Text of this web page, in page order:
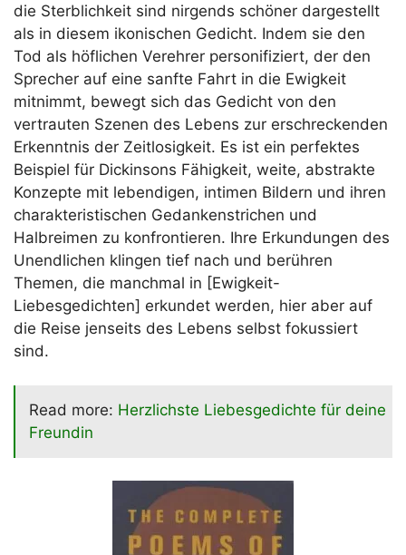
die Sterblichkeit sind nirgends schöner dargestellt
als in diesem ikonischen Gedicht. Indem sie den
Tod als höflichen Verehrer personifiziert, der den
Sprecher auf eine sanfte Fahrt in die Ewigkeit
mitnimmt, bewegt sich das Gedicht von den
vertrauten Szenen des Lebens zur erschreckenden
Erkenntnis der Zeitlosigkeit. Es ist ein perfektes
Beispiel für Dickinsons Fähigkeit, weite, abstrakte
Konzepte mit lebendigen, intimen Bildern und ihren
charakteristischen Gedankenstrichen und
Halbreimen zu konfrontieren. Ihre Erkundungen des
Unendlichen klingen tief nach und berühren
Themen, die manchmal in [Ewigkeit-
Liebesgedichten] erkundet werden, hier aber auf
die Reise jenseits des Lebens selbst fokussiert
sind.
Read more: Herzlichste Liebesgedichte für deine
Freundin